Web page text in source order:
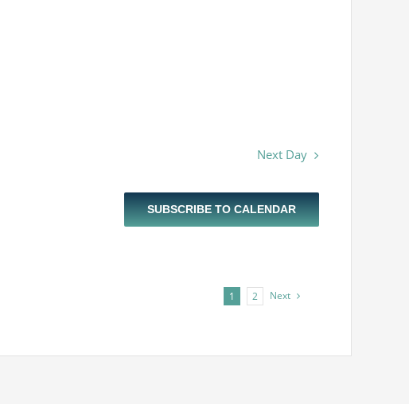
Next Day
SUBSCRIBE TO CALENDAR
1 2 Next